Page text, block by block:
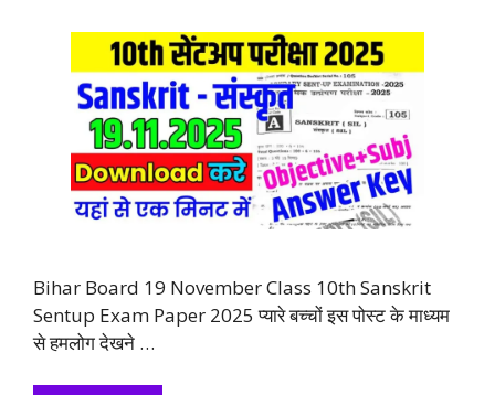
Bihar Board 19 November Class 10th Sanskrit
Sentup Exam Paper 2025 प्यारे बच्चों इस पोस्ट के माध्यम
से हमलोग देखने …